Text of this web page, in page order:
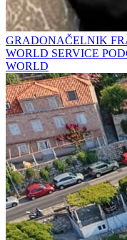
GRADONAČELNIK
WORLD SERVICE
WORLD